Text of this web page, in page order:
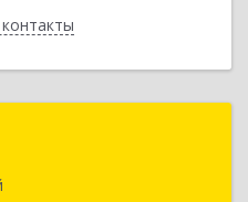
край, Петропавловск-